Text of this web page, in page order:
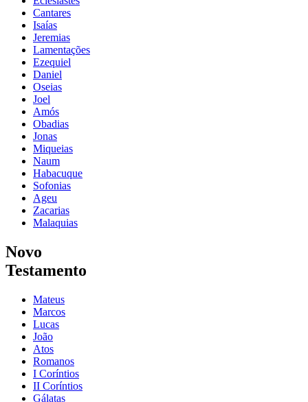
Cantares
Isaías
Jeremias
Lamentações
Ezequiel
Daniel
Oseias
Joel
Amós
Obadias
Jonas
Miqueias
Naum
Habacuque
Sofonias
Ageu
Zacarias
Malaquias
Novo
Testamento
Mateus
Marcos
Lucas
João
Atos
Romanos
I Coríntios
II Coríntios
Gálatas